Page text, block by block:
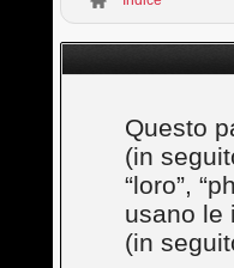
Questo
(in
“loro”,
usano le
(in